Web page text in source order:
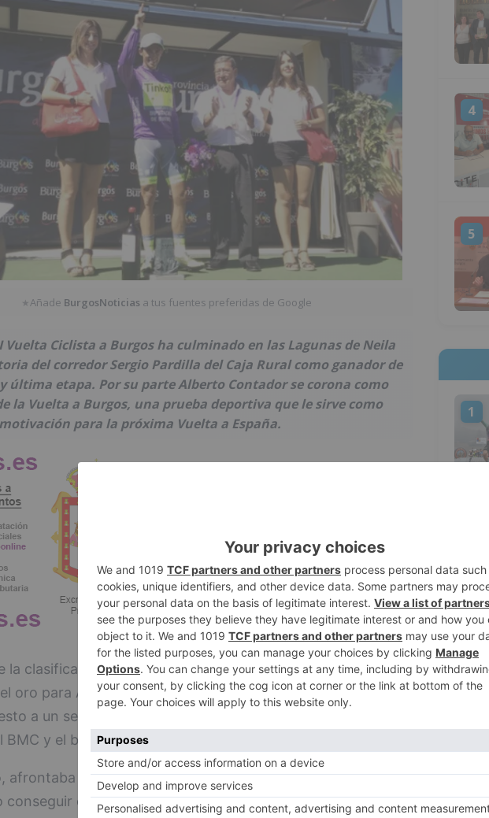
★Añade BurgosNoticias a tus fuentes preferidas de Google
Vuelta Ciclista a Burgos ha culminado en las Lagunas de Neila
del corredor Sergio Pardilla del Caja Rural como ganador de
última etapa. Por su parte Alberto Contador se corona como
la Vuelta a Burgos, una prueba deportiva que le sirve como
para la próxima Vuelta a España.
la clasificación general de esta 38º Edición de la Vuelta a
oro para Alberto Contador con un tiempo de 15:50:50, el
a un segundo del campeón lo ha conseguido el belga
BMC y el bronce ha sido para Sergio Pardilla del Caja Rural.
afrontaba la Vuelta a Burgos para probarse deportivamente
conseguir el triunfo, sumando así su victoria número 68.
4
5
1
3